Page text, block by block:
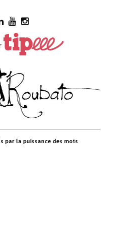
par la puissance des mots